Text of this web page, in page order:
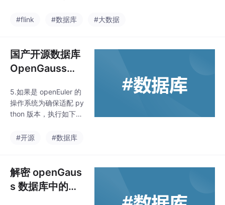
基金会开发的开源流处
式流数据流引擎。Flink
以数据并行和管道方式
执行任意流数据程序，F
可以执行批处理和流处
理程序。此外，Flink的
运行时本身也支持迭代
高吞吐量、低延迟的流
#flink #数据库 #大数据
国产开源数据库
OpenGauss的
5.如果是 openEuler 的
操作系统为确保适配 py
thon 版本，执行如下命
n/CheckPythonVersio
修改为 if not pythonVe
rsion > = (3, 6):，键入
“ESC”键进入指令模
#开源 #数据库
解密 openGaus
s 数据库中的函